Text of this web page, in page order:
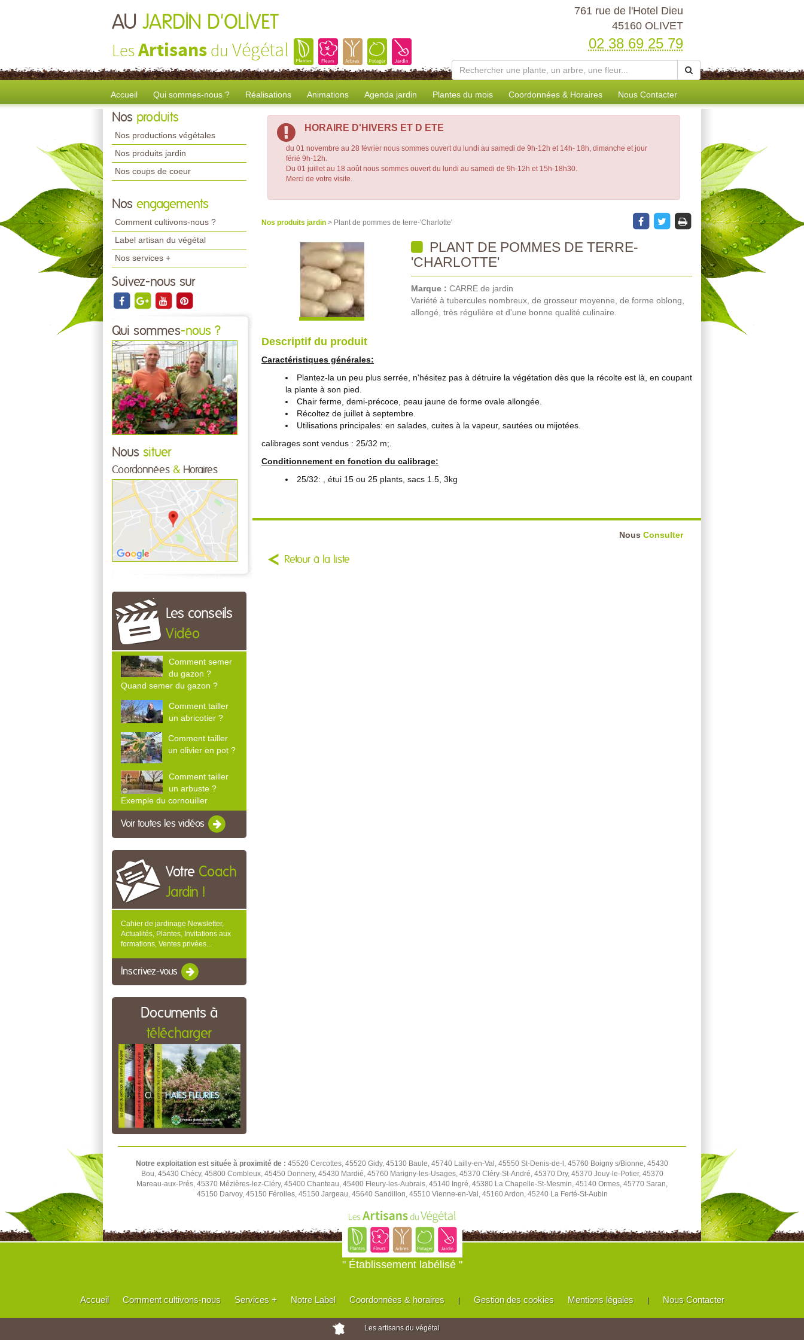
AU JARDIN D'OLIVET
LesArtisans du Végétal
761 rue de l'Hotel Dieu
45160 OLIVET
02 38 69 25 79
Accueil Qui sommes-nous ? Réalisations Animations Agenda jardin Plantes du mois Coordonnées & Horaires Nous Contacter
Nos produits
Nos productions végétales
Nos produits jardin
Nos coups de coeur
Nos engagements
Comment cultivons-nous ?
Label artisan du végétal
Nos services +
Suivez-nous sur
Qui sommes-nous ?
Nous situer
Coordonnées & Horaires
Les conseils
Vidéo
Comment semer
du gazon ?
Quand semer du gazon ?
Comment tailler
un abricotier ?
Comment tailler
un olivier en pot ?
Comment tailler
un arbuste ?
Exemple du cornouiller
Voir toutes les vidéos
Votre Coach
Jardin !
Cahier de jardinage Newsletter,
Actualités, Plantes, Invitations aux
formations, Ventes privées...
Inscrivez-vous
Documents à
télécharger
HORAIRE D'HIVERS ET D ETE
du 01 novembre au 28 février nous sommes ouvert du lundi au samedi de 9h-12h et 14h- 18h, dimanche et jour
férié 9h-12h.
Du 01 juillet au 18 août nous sommes ouvert du lundi au samedi de 9h-12h et 15h-18h30.
Merci de votre visite.
Nos produits jardin > Plant de pommes de terre-'Charlotte'
PLANT DE POMMES DE TERRE-
'CHARLOTTE'
Marque : CARRE de jardin
Variété à tubercules nombreux, de grosseur moyenne, de forme oblong,
allongé, très régulière et d'une bonne qualité culinaire.
Descriptif du produit
Caractéristiques générales:
Plantez-la un peu plus serrée, n'hésitez pas à détruire la végétation dès que la récolte est là, en coupant
la plante à son pied.
Chair ferme, demi-précoce, peau jaune de forme ovale allongée.
Récoltez de juillet à septembre.
Utilisations principales: en salades, cuites à la vapeur, sautées ou mijotées.
calibrages sont vendus : 25/32 m;.
Conditionnement en fonction du calibrage:
25/32: , étui 15 ou 25 plants, sacs 1.5, 3kg
Nous Consulter
Retour à la liste
Notre exploitation est située à proximité de : 45520 Cercottes, 45520 Gidy, 45130 Baule, 45740 Lailly-en-Val, 45550 St-Denis-de-l, 45760 Boigny s/Bionne, 45430
Bou, 45430 Chécy, 45800 Combleux, 45450 Donnery, 45430 Mardié, 45760 Marigny-les-Usages, 45370 Cléry-St-André, 45370 Dry, 45370 Jouy-le-Potier, 45370
Mareau-aux-Prés, 45370 Mézières-lez-Cléry, 45400 Chanteau, 45400 Fleury-les-Aubrais, 45140 Ingré, 45380 La Chapelle-St-Mesmin, 45140 Ormes, 45770 Saran,
45150 Darvoy, 45150 Férolles, 45150 Jargeau, 45640 Sandillon, 45510 Vienne-en-Val, 45160 Ardon, 45240 La Ferté-St-Aubin
" Établissement labélisé "
Accueil Comment cultivons-nous Services + Notre Label Coordonnées & horaires Gestion des cookies Mentions légales Nous Contacter
Les artisans du végétal